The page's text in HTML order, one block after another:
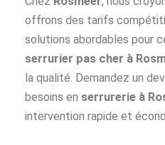
offrons des tarifs
solutions abordables pour
serrurier pas cher à
la qualité. Demandez un
besoins en serrurerie à
intervention rapide et